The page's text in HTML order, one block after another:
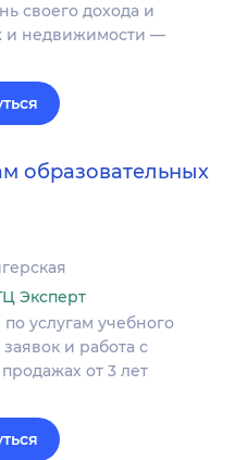
своего дохода и
и недвижимости —
образовательных
Эксперт
услугам учебного
и работа с
от 3 лет